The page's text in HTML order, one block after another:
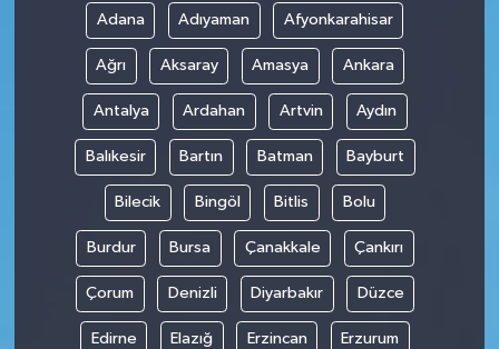
Adana Adıyaman Afyonkarahisar
Ağrı Aksaray Amasya Ankara
Antalya Ardahan Artvin Aydın
Balıkesir Bartın Batman Bayburt
Bilecik Bingöl Bitlis Bolu
Burdur Bursa Çanakkale Çankırı
Çorum Denizli Diyarbakır Düzce
Edirne Elazığ Erzincan Erzurum